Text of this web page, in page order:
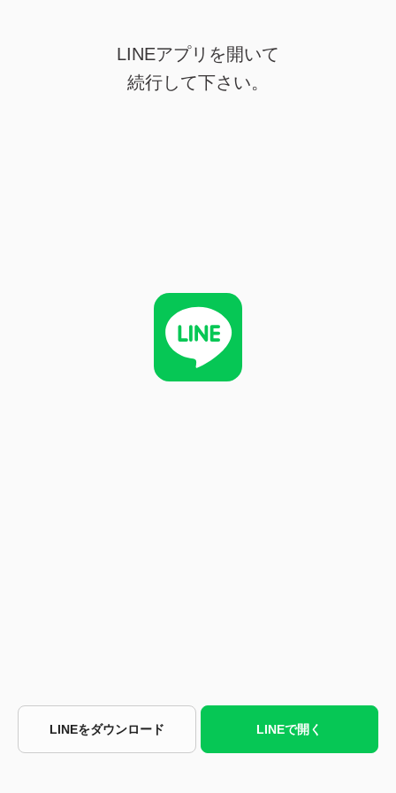
LINEアプリを開いて
続行して下さい。
LINEをダウンロード LINEで開く